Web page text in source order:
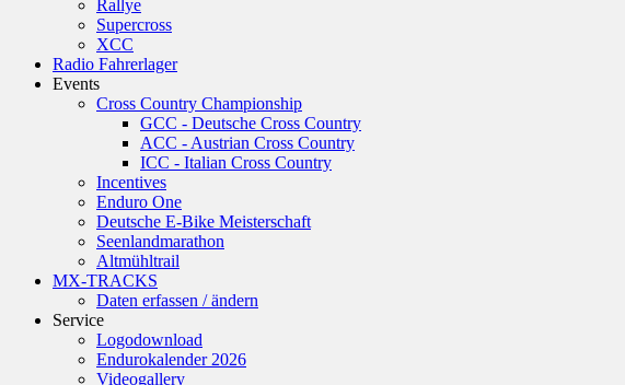
Rallye
Supercross
XCC
Radio Fahrerlager
Events
Cross Country Championship
GCC - Deutsche Cross Country
ACC - Austrian Cross Country
ICC - Italian Cross Country
Incentives
Enduro One
Deutsche E-Bike Meisterschaft
Seenlandmarathon
Altmühltrail
MX-TRACKS
Daten erfassen / ändern
Service
Logodownload
Endurokalender 2026
Videogallery